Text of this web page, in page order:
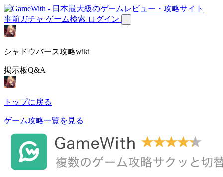
事前ガチャ ゲーム検索 ログイン
シャドウバース攻略wiki
掲示板Q&A
トップに戻る
ゲーム攻略一覧を見る